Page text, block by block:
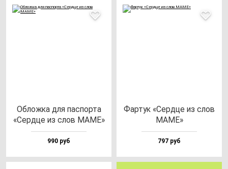
Облож­ка для пас­пор­та
«Сер­дце из слов МАМЕ»
990 руб
Фар­тук «Сер­дце из слов
МАМЕ»
797 руб